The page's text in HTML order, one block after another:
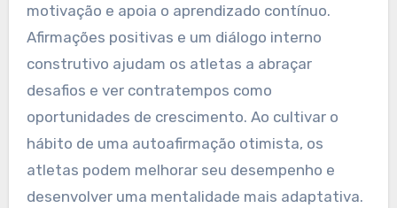
motivação e apoia o aprendizado contínuo.
Afirmações positivas e um diálogo interno
construtivo ajudam os atletas a abraçar
desafios e ver contratempos como
oportunidades de crescimento. Ao cultivar o
hábito de uma autoafirmação otimista, os
atletas podem melhorar seu desempenho e
desenvolver uma mentalidade mais adaptativa.